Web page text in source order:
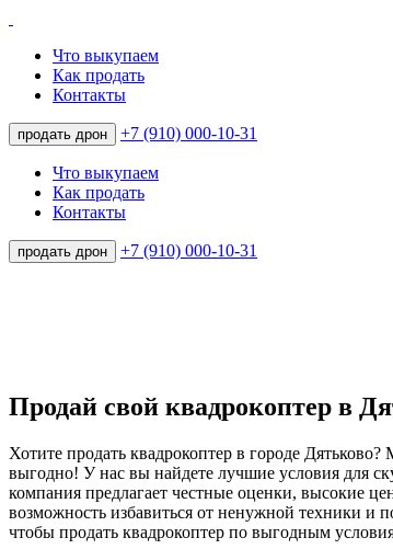
Что выкупаем
Как продать
Контакты
продать дрон +7 (910) 000-10-31
Что выкупаем
Как продать
Контакты
продать дрон +7 (910) 000-10-31
Продай свой квадрокоптер в
Хотите продать квадрокоптер в городе
выгодно! У нас вы найдете лучшие условия для
компания предлагает честные оценки, высокие
возможность избавиться от ненужной техники и
чтобы продать квадрокоптер по выгодным